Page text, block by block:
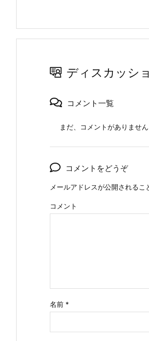
ディスカッシ
コメント一覧
まだ、コメントがありません
コメントをどうぞ
メールアドレスが公開されるこ
コメント
名前 *